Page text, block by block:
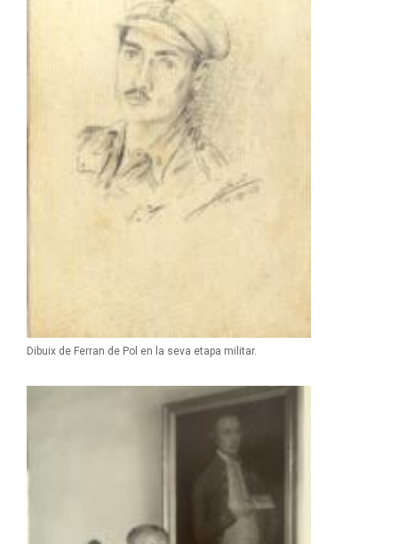
Dibuix de Ferran de Pol en la seva etapa militar.